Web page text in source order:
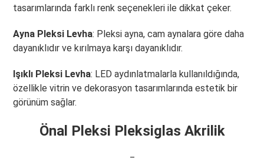
tasarımlarında farklı renk seçenekleri ile dikkat çeker.
Ayna Pleksi Levha: Pleksi ayna, cam aynalara göre daha
dayanıklıdır ve kırılmaya karşı dayanıklıdır.
Işıklı Pleksi Levha: LED aydınlatmalarla kullanıldığında,
özellikle vitrin ve dekorasyon tasarımlarında estetik bir
görünüm sağlar.
Önal Pleksi Pleksiglas Akrilik